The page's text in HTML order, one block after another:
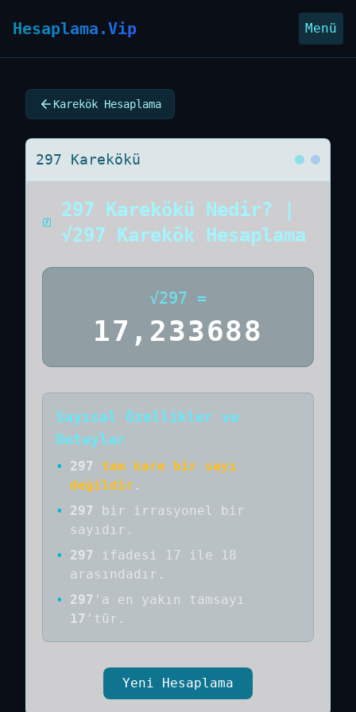
Hesaplama.Vip Menü
Karekök Hesaplama
297 Karekökü
297 Karekökü Nedir? |
√297 Karekök Hesaplama
√297 =
17,233688
Sayısal Özellikler ve
Detaylar
• 297
tam kare bir sayı
değildir .
•
297 bir
irrasyonel bir
sayıdır .
•
297
ifadesi 17 ile 18
arasındadır.
•
297 'a en yakın tamsayı
17 'tür.
Yeni Hesaplama